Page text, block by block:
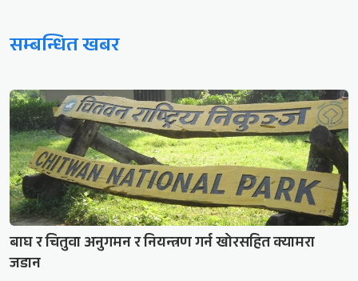
सम्बन्धित खबर
बाघ र चितुवा अनुगमन र नियन्त्रण गर्न खोरसहित क्यामरा
जडान